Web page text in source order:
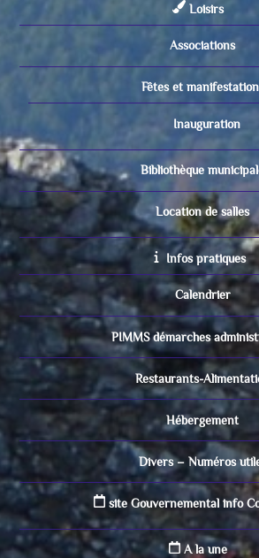
Loisirs
Associations
Fêtes et
Inauguration
Bibliothèque
Location de salles
Infos pratiques
Calendrier
PIMMS démarches
Restaurants-
Hébergement
Divers – Numéros
site Gouvernemental info
A la une